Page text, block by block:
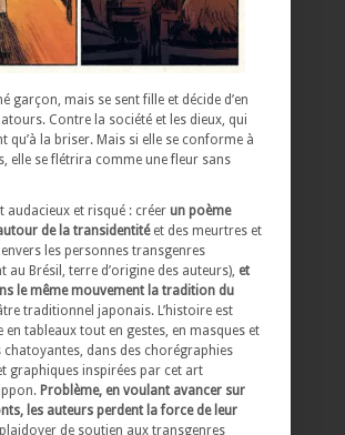
garçon, mais se sent fille et décide d’en
Contre la société et les dieux, qui
qu’à la briser. Mais si elle se conforme à
elle se flétrira comme une fleur sans
audacieux et risqué : créer un poème
de la transidentitéet des meurtres et
les personnes transgenres
au Brésil, terre d’origine des auteurs), et
le même mouvement la tradition du
traditionnel japonais. L’histoire est
en tableaux tout en gestes, en masques et
chatoyantes, dans des chorégraphies
graphiques inspirées par cet art
Problème, en voulant avancer sur
les auteurs perdent la force de leur
de soutien aux transgenres